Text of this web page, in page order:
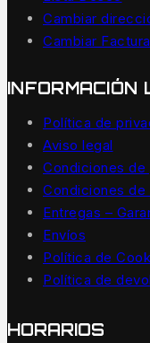
Cambiar
Cambiar
INFORMACIÓN
Política de
Aviso legal
Condiciones de
Condiciones de
Entregas –
Envíos
Política de
Política de
HORARIOS